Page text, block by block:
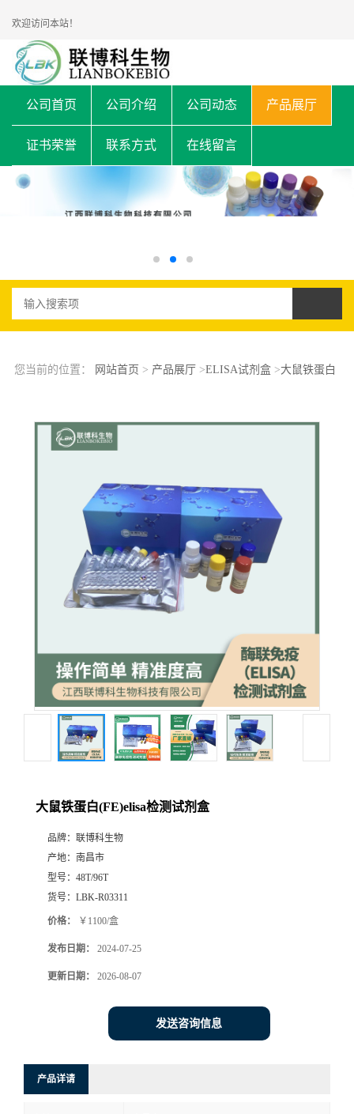
欢迎访问本站！
公司首页 公司介绍 公司动态 产品展厅
证书荣誉 联系方式 在线留言
您当前的位置： 网站首页 > 产品展厅 >ELISA试剂盒>大鼠铁蛋白
大鼠铁蛋白(FE)elisa检测试剂盒
品牌： 联博科生物
产地： 南昌市
型号： 48T/96T
货号： LBK-R03311
价格： ￥1100/盒
发布日期： 2024-07-25
更新日期： 2026-08-07
发送咨询信息
产品详请